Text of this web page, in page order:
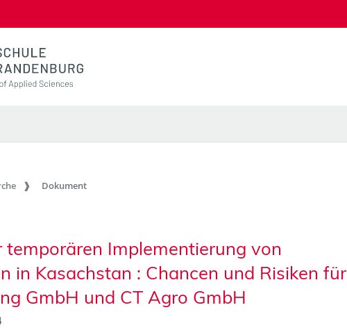
Dokument
temporären Implementierung von
in Kasachstan : Chancen und Risiken für
GmbH und CT Agro GmbH